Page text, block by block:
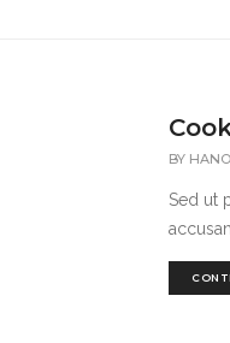
BY
Sed ut